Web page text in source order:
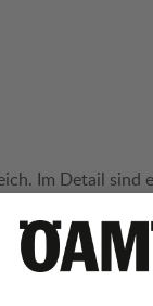
Im Detail sind
und Juli 2015.
Flexibilität des
beeinträchtigt